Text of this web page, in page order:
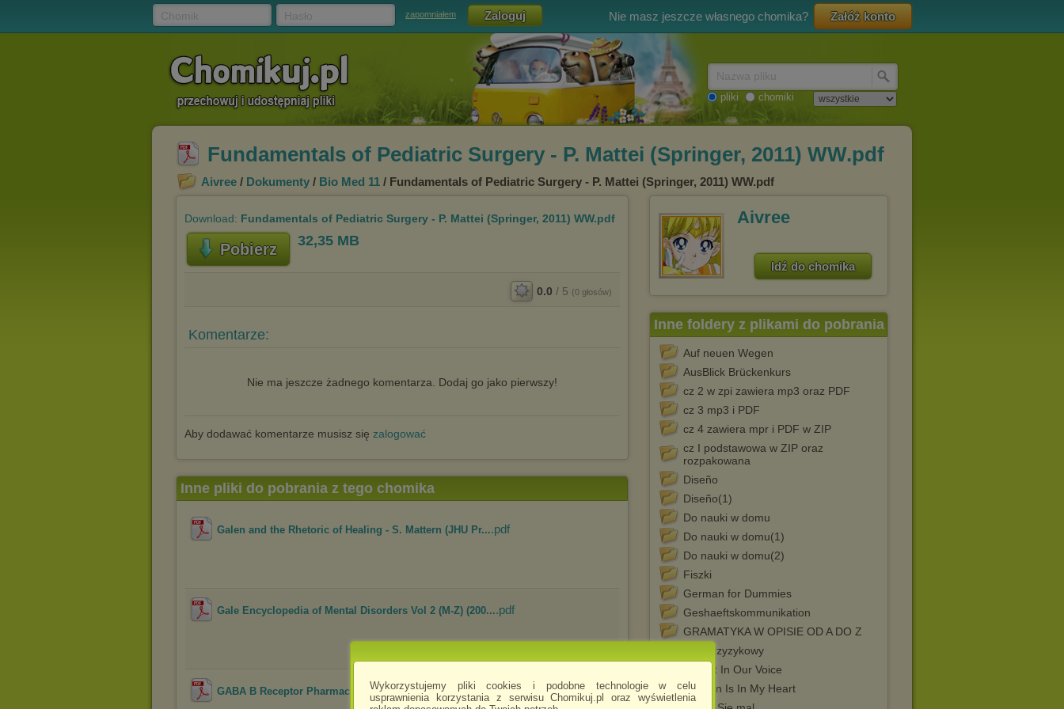
Wykorzystujemy pliki cookies i podobne technologie w celu
usprawnienia korzystania z serwisu Chomikuj.pl oraz wyświetlenia
zapomniałem Nie masz jeszcze własnego chomika? Załóż konto
pliki chomiki
Fundamentals of Pediatric Surgery - P. Mattei (Springer, 2011) WW.pdf
Aivree / Dokumenty / Bio Med 11 / Fundamentals of Pediatric Surgery - P. Mattei (Springer, 2011) WW.pdf
Download: Fundamentals of Pediatric Surgery - P. Mattei (Springer, 2011) WW.pdf
Pobierz 32,35 MB
0.0 / 5 (0 głosów)
Komentarze:
Nie ma jeszcze żadnego komentarza. Dodaj go jako pierwszy!
Aby dodawać komentarze musisz się zalogować
Aivree
Idź do chomika
Inne foldery z plikami do pobrania
Auf neuen Wegen
AusBlick Brückenkurs
cz 2 w zpi zawiera mp3 oraz PDF
cz 3 mp3 i PDF
cz 4 zawiera mpr i PDF w ZIP
cz I podstawowa w ZIP oraz
rozpakowana
Diseño
Diseño(1)
Do nauki w domu
Do nauki w domu(1)
Do nauki w domu(2)
Fiszki
German for Dummies
Geshaeftskommunikation
GRAMATYKA W OPISIE OD A DO Z
Haft krzyzykowy
Hear It In Our Voice
Heaven Is In My Heart
Inne pliki do pobrania z tego chomika
Galen and the Rhetoric of Healing - S. Mattern (JHU Pr....pdf
Gale Encyclopedia of Mental Disorders Vol 2 (M-Z) (200....pdf
GABA B Receptor Pharmacology - A Tribute to Norman Bow....pdf